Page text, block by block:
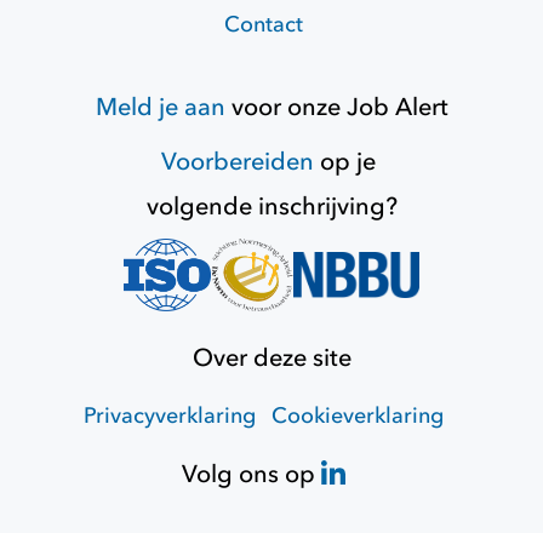
Contact
Meld je aan voor onzeJob Alert
Voorbereiden op je
volgende inschrijving?
Over deze site
Privacyverklaring Cookieverklaring
Volg ons op